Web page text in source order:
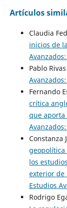
Artículos
Claudia
inicios de
Pablo
Fernando
crítica
que
Constanza
geopolítica
los
exterior de
Estudios
Rodrigo